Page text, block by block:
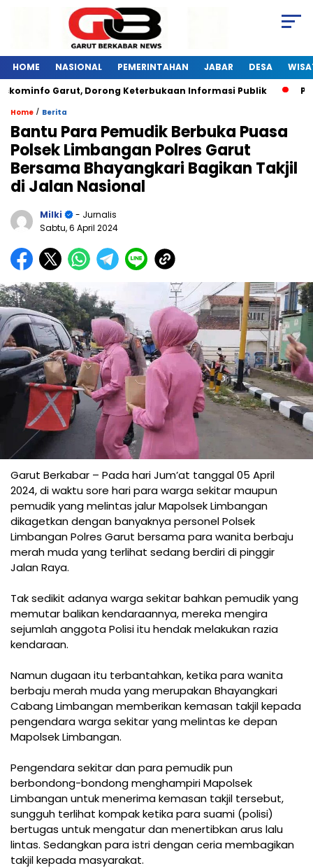
HOME NASIONAL PEMERINTAHAN JABAR DESA
Garut, Dorong Keterbukaan Informasi Publik
Home / Berita
Bantu Para Pemudik Berbuka Puasa
Polsek Limbangan Polres Garut
Bersama Bhayangkari Bagikan Takjil
di Jalan Nasional
Milki
- Jurnalis
Sabtu, 6 April 2024
Garut Berkabar – Pada hari Jum’at tanggal 05 April
2024, di waktu sore hari para warga sekitar maupun
pemudik yang melintas jalur Mapolsek Limbangan
dikagetkan dengan banyaknya personel Polsek
Limbangan Polres Garut bersama para wanita berbaju
merah muda yang terlihat sedang berdiri di pinggir
Jalan Raya.
Tak sedikit adanya warga sekitar bahkan pemudik yang
memutar balikan kendaraannya, mereka mengira
sejumlah anggota Polisi itu hendak melakukan razia
kendaraan.
Namun dugaan itu terbantahkan, ketika para wanita
berbaju merah muda yang merupakan Bhayangkari
Cabang Limbangan memberikan kemasan takjil kepada
pengendara warga sekitar yang melintas ke depan
Mapolsek Limbangan.
Pengendara sekitar dan para pemudik pun
berbondong-bondong menghampiri Mapolsek
Limbangan untuk menerima kemasan takjil tersebut,
sungguh terlihat kompak ketika para suami (polisi)
bertugas untuk mengatur dan menertibkan arus lalu
lintas. Sedangkan para istri dengan ceria membagikan
takjil kepada masyarakat.